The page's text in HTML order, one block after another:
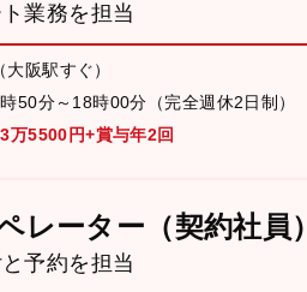
業務を担当
大阪駅すぐ）
50分～18時00分（完全週休2日制）
万5500円+賞与年2回
レーター（契約社員）
予約を担当